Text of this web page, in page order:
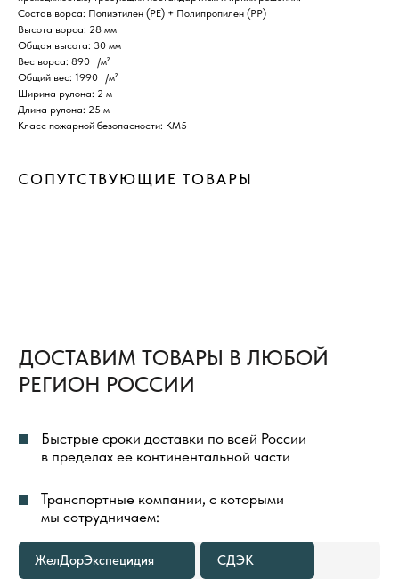
Состав ворса: Полиэтилен (PE) + Полипропилен (PP)
Высота ворса: 28 мм
Общая высота: 30 мм
Вес ворса: 890 г/м²
Общий вес: 1990 г/м²
Ширина рулона: 2 м
Длина рулона: 25 м
Класс пожарной безопасности: КМ5
СОПУТСТВУЮЩИЕ ТОВАРЫ
ДОСТАВИМ ТОВАРЫ В ЛЮБОЙ
РЕГИОН РОССИИ
Быстрые сроки доставки по всей России
в пределах ее континентальной части
ТОВАРОВ